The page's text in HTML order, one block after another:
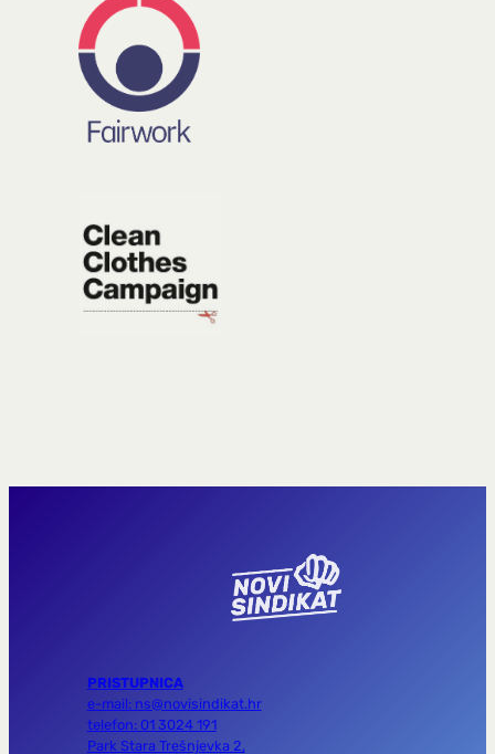
PRISTUPNICA
e-mail: ns@novisindikat.hr
telefon: 01 3024 191
Park Stara Trešnjevka 2,